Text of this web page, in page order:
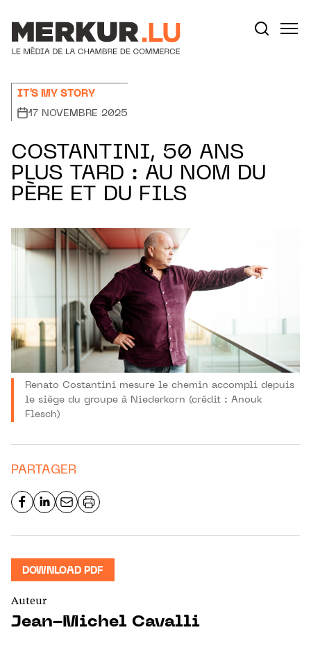
IT'S MY STORY
17 NOVEMBRE 2025
COSTANTINI, 50 ANS
PLUS TARD : AU NOM DU
PÈRE ET DU FILS
Renato Costantini mesure le chemin accompli depuis
le siège du groupe à Niederkorn (crédit : Anouk
Flesch)
PARTAGER
DOWNLOAD PDF
Auteur
Jean-Michel Cavalli